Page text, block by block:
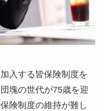
入する皆保険制度を
塊の世代が75歳を迎
険制度の維持が難し